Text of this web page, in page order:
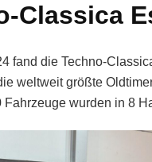
Classica
fand die Techno-
weltweit größte
Fahrzeuge wurden in 8